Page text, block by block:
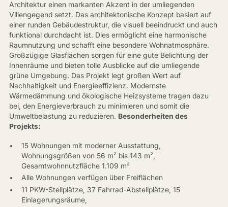
Architektur einen markanten Akzent in der umliegenden
Villengegend setzt. Das architektonische Konzept basiert auf
einer runden Gebäudestruktur, die visuell beeindruckt und auch
funktional durchdacht ist. Dies ermöglicht eine harmonische
Raumnutzung und schafft eine besondere Wohnatmosphäre.
Großzügige Glasflächen sorgen für eine gute Belichtung der
Innenräume und bieten tolle Ausblicke auf die umliegende
grüne Umgebung. Das Projekt legt großen Wert auf
Nachhaltigkeit und Energieeffizienz. Modernste
Wärmedämmung und ökologische Heizsysteme tragen dazu
bei, den Energieverbrauch zu minimieren und somit die
Umweltbelastung zu reduzieren. Besonderheiten des
Projekts:
15 Wohnungen mit moderner Ausstattung,
Wohnungsgrößen von 56 m² bis 143 m²,
Gesamtwohnnutzfläche 1.109 m²
Alle Wohnungen verfügen über Freiflächen
11 PKW-Stellplätze, 37 Fahrrad-Abstellplätze, 15
Einlagerungsräume,